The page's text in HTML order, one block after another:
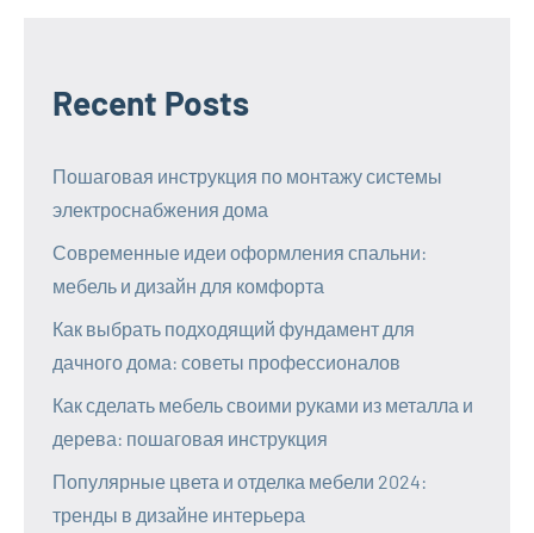
Recent Posts
Пошаговая инструкция по монтажу системы
электроснабжения дома
Современные идеи оформления спальни:
мебель и дизайн для комфорта
Как выбрать подходящий фундамент для
дачного дома: советы профессионалов
Как сделать мебель своими руками из металла и
дерева: пошаговая инструкция
Популярные цвета и отделка мебели 2024:
тренды в дизайне интерьера